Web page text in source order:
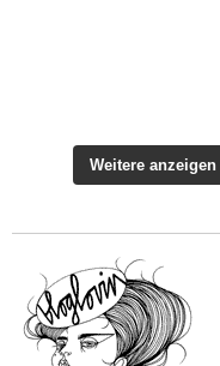
Weitere anzeigen